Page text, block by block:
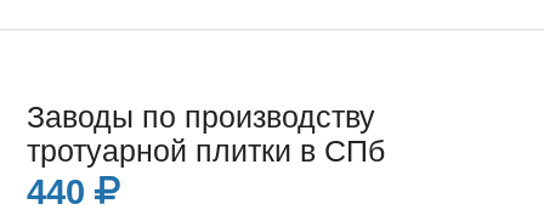
Заводы по производству
тротуарной плитки в СПб
440